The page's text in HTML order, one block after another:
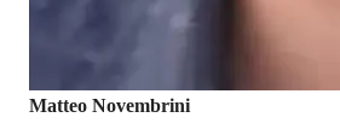
Matteo Novembrini